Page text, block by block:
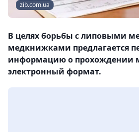
zib.com.ua
В целях борьбы с липовыми
медкнижками предлагается
информацию о прохождении
электронный формат.